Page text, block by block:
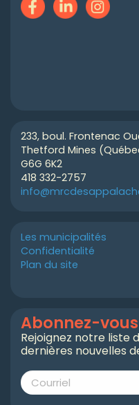
233, boul. Frontenac
Thetford Mines
G6G 6K2
418 332-2757
Les municipalités
Confidentialité
Plan du site
Abonnez-
Rejoignez notre liste
dernières nouvelles